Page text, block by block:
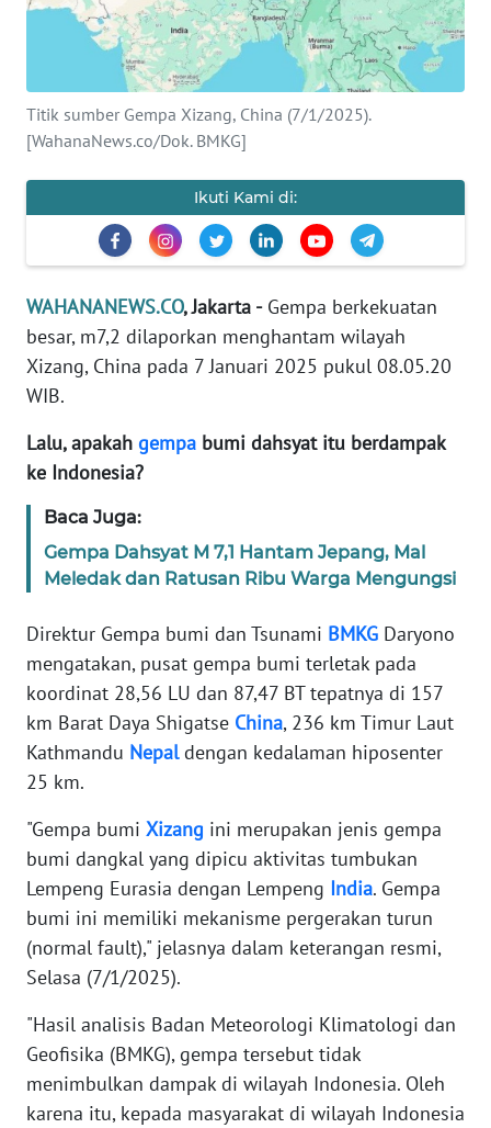
Titik sumber Gempa Xizang, China (7/1/2025).
[WahanaNews.co/Dok. BMKG]
Ikuti Kami di:
WAHANANEWS.CO, Jakarta -Gempa berkekuatan
besar, m7,2 dilaporkan menghantam wilayah
Xizang, China pada 7 Januari 2025 pukul 08.05.20
WIB.
Lalu, apakah gempa bumi dahsyat itu berdampak
ke Indonesia?
Baca Juga:
Gempa Dahsyat M 7,1 Hantam Jepang, Mal
Meledak dan Ratusan Ribu Warga Mengungsi
Direktur Gempa bumi dan Tsunami BMKG Daryono
mengatakan, pusat gempa bumi terletak pada
koordinat 28,56 LU dan 87,47 BT tepatnya di 157
km Barat Daya Shigatse China, 236 km Timur Laut
Kathmandu Nepaldengan kedalaman hiposenter
25 km.
"Gempa bumi Xizang ini merupakan jenis gempa
bumi dangkal yang dipicu aktivitas tumbukan
Lempeng Eurasia dengan Lempeng India. Gempa
bumi ini memiliki mekanisme pergerakan turun
(normal fault)," jelasnya dalam keterangan resmi,
Selasa (7/1/2025).
"Hasil analisis Badan Meteorologi Klimatologi dan
Geofisika (BMKG), gempa tersebut tidak
menimbulkan dampak di wilayah Indonesia. Oleh
karena itu, kepada masyarakat di wilayah Indonesia
INTERNASIONAL
SERBA-SERBI
PENDIDIKAN
OLAHRAGA
EDITORIAL
Informasi
INDEKS
BERITA
KONTAK
KAMI
IKLAN
TENTANG
KAMI
PEDOMAN
MEDIA
DISCLAIMER
Wahana
Regional